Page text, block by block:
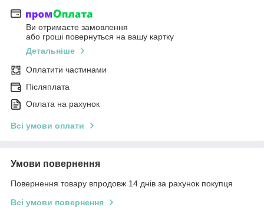
Ви отримаєте замовлення
або гроші повернуться на вашу картку
Детальніше
Оплатити частинами
Післяплата
Оплата на рахунок
Всі умови оплати
Умови повернення
Повернення товару впродовж 14 днів за рахунок покупця
Всі умови повернення